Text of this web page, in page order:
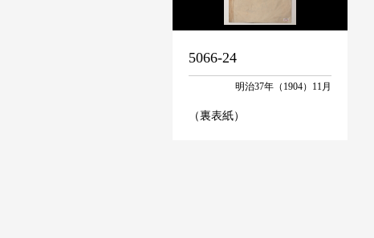
5066-24
明治37年（1904）11月
（裏表紙）